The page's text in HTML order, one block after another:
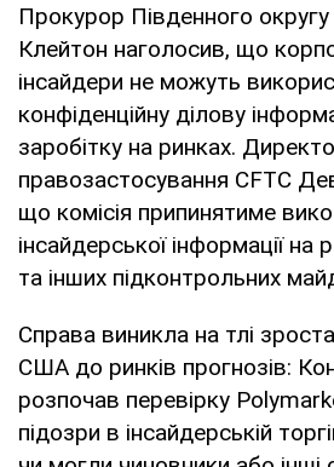
Прокурор Південного
Клейтон наголосив, що
інсайдери не можуть
конфіденційну ділову
заробітку на ринках.
правозастосування CFTC
що комісія припинятиме
інсайдерської інформації на
та інших підконтрольних
Справа виникла на тлі
США до ринків прогнозів:
розпочав перевірку
підозри в інсайдерській